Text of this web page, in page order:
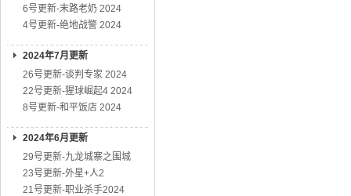
6号更新-末路老奶 2024
4号更新-绝地战警 2024
2024年7月更新
26号更新-谈判专家 2024
22号更新-猩球崛起4 2024
8号更新-和平饭店 2024
2024年6月更新
29号更新-九龙城寨之围城
23号更新-外星+人2
21号更新-职业杀手2024